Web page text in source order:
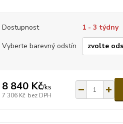
Dostupnost
1 - 3 týdny
Vyberte barevný odstín
8 840 Kč/ks
7 306 Kč bez DPH